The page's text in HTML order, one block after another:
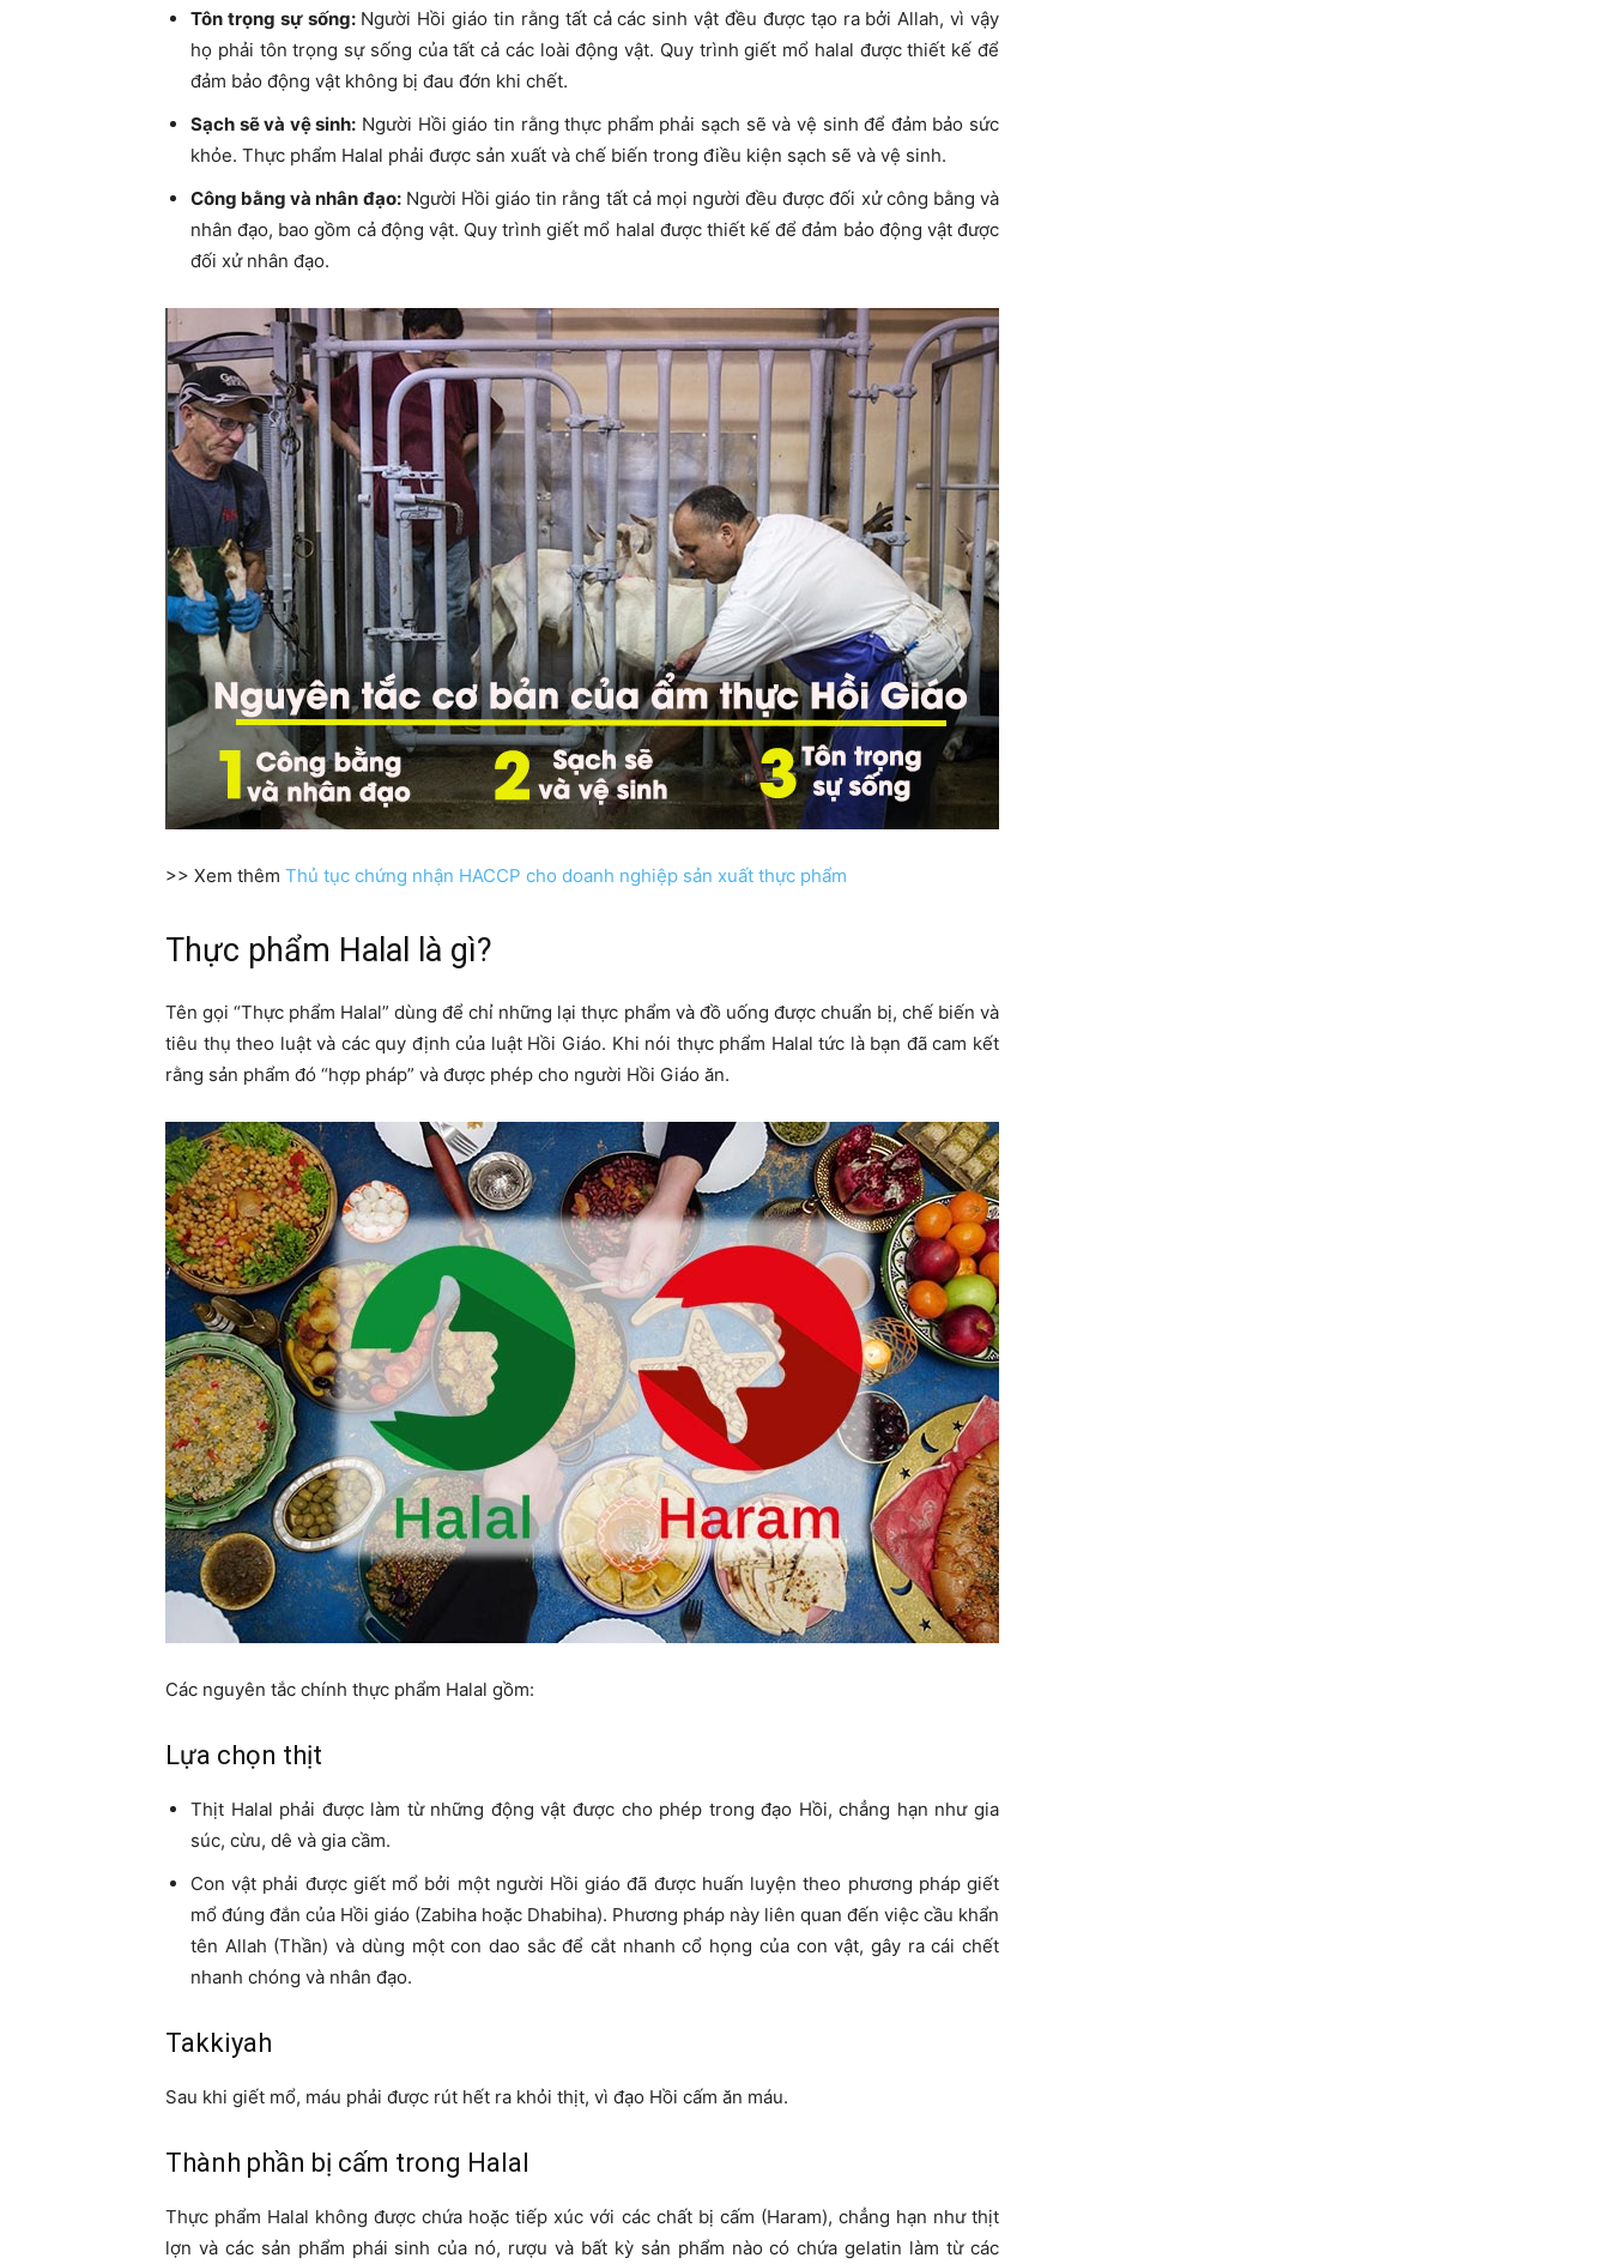
Tôn trọng sự sống:Người Hồi giáo tin rằng tất cả các sinh vật đều được tạo ra bởi Allah, vì vậy
họ phải tôn trọng sự sống của tất cả các loài động vật. Quy trình giết mổ halal được thiết kế để
đảm bảo động vật không bị đau đớn khi chết.
Sạch sẽ và vệ sinh: Người Hồi giáo tin rằng thực phẩm phải sạch sẽ và vệ sinh để đảm bảo sức
khỏe. Thực phẩm Halal phải được sản xuất và chế biến trong điều kiện sạch sẽ và vệ sinh.
Công bằng và nhân đạo:Người Hồi giáo tin rằng tất cả mọi người đều được đối xử công bằng và
nhân đạo, bao gồm cả động vật. Quy trình giết mổ halal được thiết kế để đảm bảo động vật được
đối xử nhân đạo.
>> Xem thêm Thủ tục chứng nhận HACCP cho doanh nghiệp sản xuất thực phẩm
Thực phẩm Halal là gì?
Tên gọi “Thực phẩm Halal” dùng để chỉ những lại thực phẩm và đồ uống được chuẩn bị, chế biến và
tiêu thụ theo luật và các quy định của luật Hồi Giáo. Khi nói thực phẩm Halal tức là bạn đã cam kết
rằng sản phẩm đó “hợp pháp” và được phép cho người Hồi Giáo ăn.
Các nguyên tắc chính thực phẩm Halal gồm:
Lựa chọn thịt
Thịt Halal phải được làm từ những động vật được cho phép trong đạo Hồi, chẳng hạn như gia
súc, cừu, dê và gia cầm.
Con vật phải được giết mổ bởi một người Hồi giáo đã được huấn luyện theo phương pháp giết
mổ đúng đắn của Hồi giáo (Zabiha hoặc Dhabiha). Phương pháp này liên quan đến việc cầu khẩn
tên Allah (Thần) và dùng một con dao sắc để cắt nhanh cổ họng của con vật, gây ra cái chết
nhanh chóng và nhân đạo.
Takkiyah
Sau khi giết mổ, máu phải được rút hết ra khỏi thịt, vì đạo Hồi cấm ăn máu.
Thành phần bị cấm trong Halal
Thực phẩm Halal không được chứa hoặc tiếp xúc với các chất bị cấm (Haram), chẳng hạn như thịt
lợn và các sản phẩm phái sinh của nó, rượu và bất kỳ sản phẩm nào có chứa gelatin làm từ các